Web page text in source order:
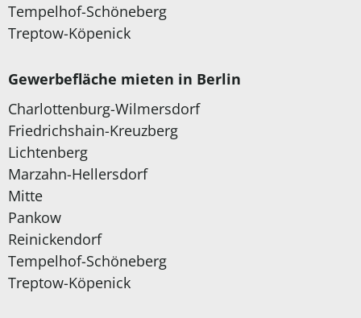
Tempelhof-Schöneberg
Treptow-Köpenick
Gewerbefläche mieten in Berlin
Charlottenburg-Wilmersdorf
Friedrichshain-Kreuzberg
Lichtenberg
Marzahn-Hellersdorf
Mitte
Pankow
Reinickendorf
Tempelhof-Schöneberg
Treptow-Köpenick